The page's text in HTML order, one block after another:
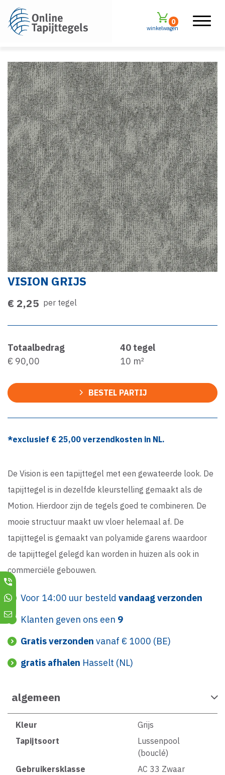
winkelwagen
0
VISION GRIJS
€ 2,25 per tegel
Totaalbedrag
€ 90,00
40 tegel
10 m²
BESTEL PARTIJ
*exclusief € 25,00 verzendkosten in NL.
De Vision is een tapijttegel met een gewateerde look. De
tapijttegel is in dezelfde kleurstelling gemaakt als de
Motion. Hierdoor zijn de tegels goed te combineren. De
mooie structuur maakt uw vloer helemaal af. De
tapijttegel is gemaakt van polyamide garens waardoor
de tapijttegel gelegd kan worden in huizen als ook in
commerciële gebouwen.
Voor 14:00 uur besteld vandaag verzonden
Klanten geven ons een 9
Gratis verzonden vanaf € 1000 (BE)
gratis afhalen Hasselt (NL)
algemeen
Kleur
Grijs
Tapijtsoort
Lussenpool
(bouclé)
Gebruikersklasse
AC 33 Zwaar